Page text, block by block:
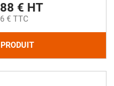
€ HT
€ TTC